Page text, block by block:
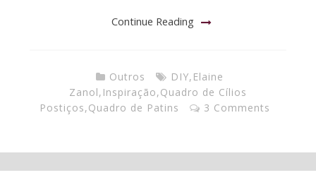
Continue Reading
Outros DIY, Elaine
Zanol, Inspiração,Quadro de Cílios
Postiços,Quadro de Patins 3 Comments